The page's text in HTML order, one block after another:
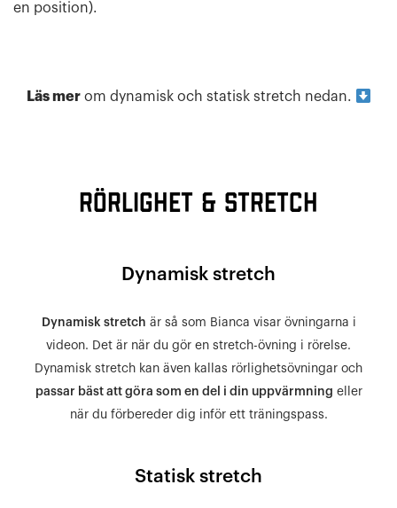
en position).
Läs mer om dynamisk och statisk stretch nedan.
Rörlighet & Stretch
Dynamisk stretch
Dynamisk stretch är så som Bianca visar övningarna i
videon. Det är när du gör en stretch-övning i rörelse.
Dynamisk stretch kan även kallas rörlighetsövningar och
passar bäst att göra som en del i din uppvärmning eller
när du förbereder dig inför ett träningspass.
Statisk stretch